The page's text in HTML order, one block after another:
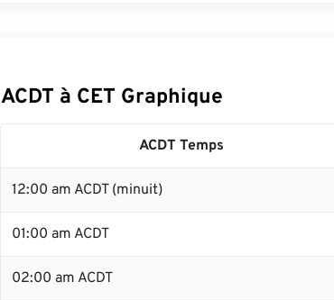
ACDT à CET Graphique
ACDT Temps
12:00 am ACDT (minuit)
01:00 am ACDT
02:00 am ACDT